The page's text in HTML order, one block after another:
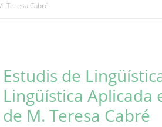
Teresa Cabré
Estudis de
Lingüística Aplicada
de M. Teresa Cabré